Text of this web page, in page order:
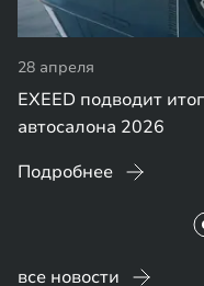
28 апреля
EXEED подводит
автосалона 2026
Подробнее
все новости